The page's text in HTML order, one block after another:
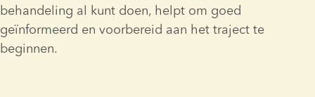
behandeling al kunt doen, helpt om goed
geïnformeerd en voorbereid aan het traject te
beginnen.